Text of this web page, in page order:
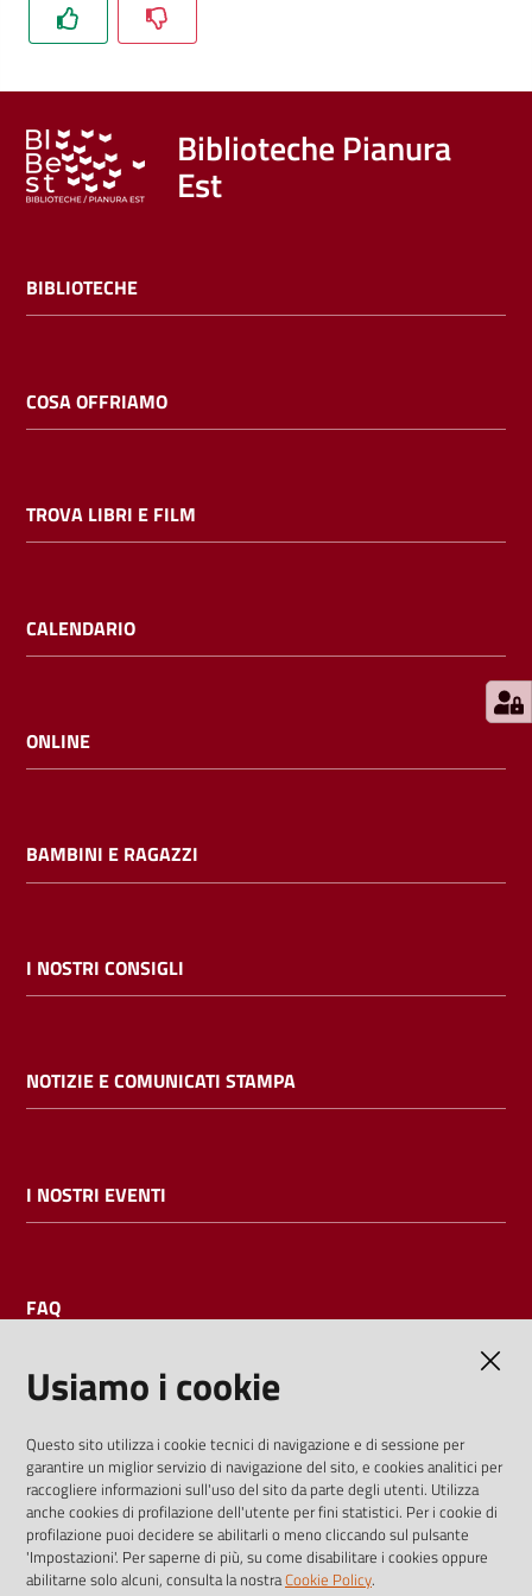
libri
film
Calendario
Bambini
E
l
i
cataloghi
bibliotecario
Biblioteche Pianura
Est
BIBLIOTECHE
COSA OFFRIAMO
TROVA LIBRI E FILM
CALENDARIO
ONLINE
BAMBINI E RAGAZZI
I NOSTRI CONSIGLI
NOTIZIE E COMUNICATI STAMPA
I NOSTRI EVENTI
FAQ
I dati personali pubblicati sono riutilizzabili solo alle condizioni
previste dalla direttiva comunitaria 2003/98/CE e dal d.lgs.
36/2006
Usiamo i cookie
Questo sito utilizza i cookie tecnici di navigazione e di sessione per
garantire un miglior servizio di navigazione del sito, e cookies analitici per
raccogliere informazioni sull'uso del sito da parte degli utenti. Utilizza
anche cookies di profilazione dell'utente per fini statistici. Per i cookie di
profilazione puoi decidere se abilitarli o meno cliccando sul pulsante
'Impostazioni'. Per saperne di più, su come disabilitare i cookies oppure
abilitarne solo alcuni, consulta la nostraCookie Policy.